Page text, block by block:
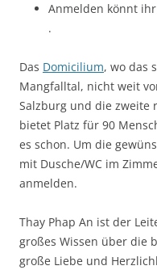
Anmelden könnt
.
Das Domicilium, wo das
Mangfalltal, nicht weit
Salzburg und die zweite
bietet Platz für 90
es schon. Um die
mit Dusche/WC im
anmelden.
Thay Phap An ist der
großes Wissen über die
große Liebe und